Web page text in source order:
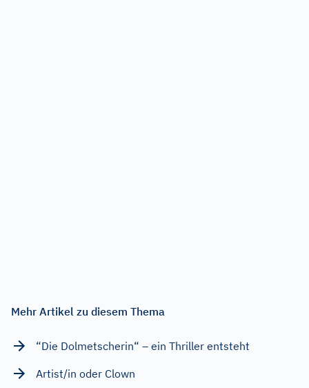
Mehr Artikel zu diesem Thema
“Die Dolmetscherin“ – ein Thriller entsteht
Artist/in oder Clown